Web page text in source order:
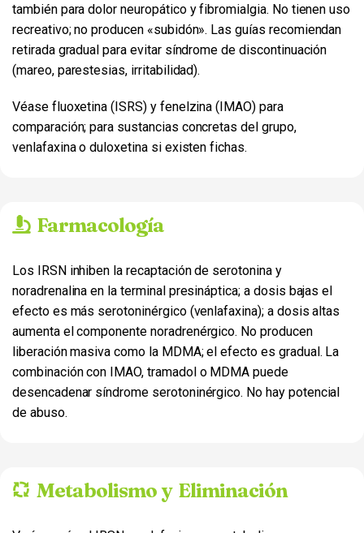
también para dolor neuropático y fibromialgia. No tienen uso
recreativo; no producen «subidón». Las guías recomiendan
retirada gradual para evitar síndrome de discontinuación
(mareo, parestesias, irritabilidad).
Véase fluoxetina (ISRS) y fenelzina (IMAO) para
comparación; para sustancias concretas del grupo,
venlafaxina o duloxetina si existen fichas.
Farmacología
Los IRSN inhiben la recaptación de serotonina y
noradrenalina en la terminal presináptica; a dosis bajas el
efecto es más serotoninérgico (venlafaxina); a dosis altas
aumenta el componente noradrenérgico. No producen
liberación masiva como la MDMA; el efecto es gradual. La
combinación con IMAO, tramadol o MDMA puede
desencadenar síndrome serotoninérgico. No hay potencial
de abuso.
Metabolismo y Eliminación